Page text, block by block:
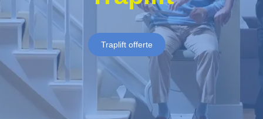
Traplift offerte